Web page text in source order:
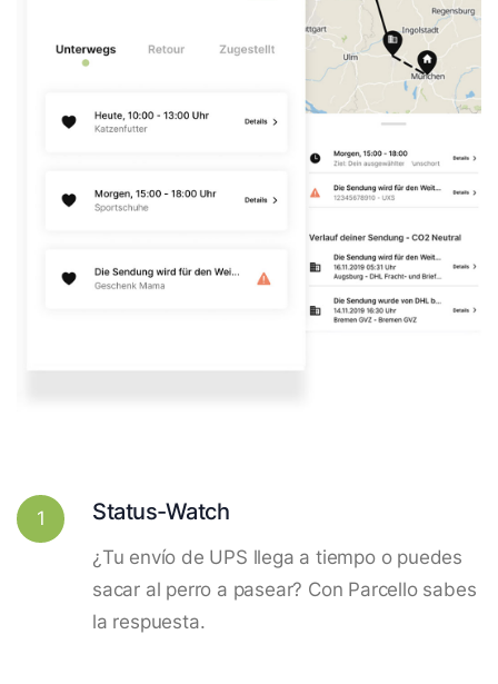
1 Status-Watch
¿Tu envío de UPS llega a tiempo o puedes
sacar al perro a pasear? Con Parcello sabes
la respuesta.